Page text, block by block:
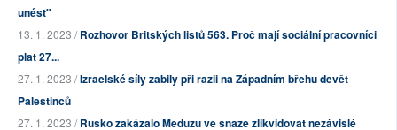
unést"
13. 1. 2023 /Rozhovor Britských listů 563. Proč mají sociální pracovníci
plat 27...
27. 1. 2023 /Izraelské síly zabily při razii na Západním břehu devět
Palestinců
27. 1. 2023 /Rusko zakázalo Meduzu ve snaze zlikvidovat nezávislé